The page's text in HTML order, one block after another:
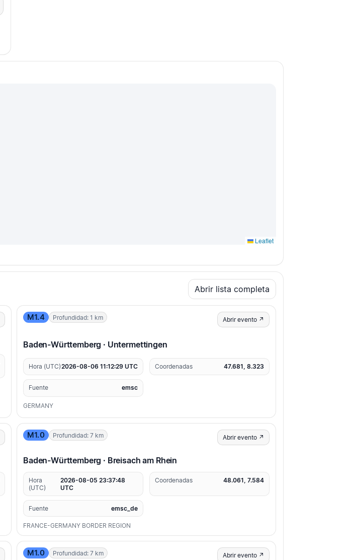
Leaflet
Abrir lista completa
M1.4 Profundidad: 1 km Abrir evento ↗
Baden-Württemberg · Untermettingen
Hora (UTC)2026-08-06 11:12:29 UTC Coordenadas 47.681, 8.323
Fuente emsc
GERMANY
M1.0 Profundidad: 7 km Abrir evento ↗
Baden-Württemberg · Breisach am Rhein
Hora
(UTC)
2026-08-05 23:37:48
UTC
Coordenadas 48.061, 7.584
Fuente emsc_de
FRANCE-GERMANY BORDER REGION
M1.0 Profundidad: 7 km Abrir evento ↗